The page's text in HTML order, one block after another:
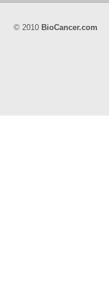
© 2010 BioCancer.com